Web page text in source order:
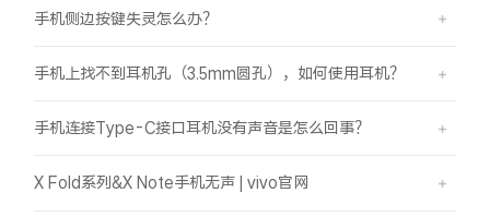
手机侧边按键失灵怎么办？
手机上找不到耳机孔（3.5mm圆孔），如何使用耳机？
手机连接Type-C接口耳机没有声音是怎么回事？
X Fold系列&X Note手机无声 | vivo官网